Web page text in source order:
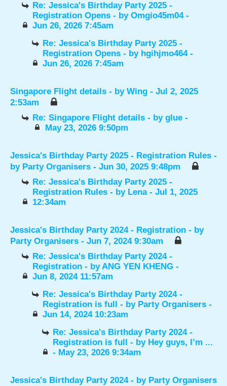
Re: Jessica's Birthday Party 2025 -
Registration Opens - byOmgio45m04-
Jun 26, 2026 7:45am
Re: Jessica's Birthday Party 2025 -
Registration Opens - by hgihjmo464-
Jun 26, 2026 7:45am
Singapore Flight details - by Wing - Jul 2, 2025
2:53am
Re: Singapore Flight details - byglue -
May 23, 2026 9:50pm
Jessica's Birthday Party 2025 - Registration Rules -
by Party Organisers - Jun 30, 2025 9:48pm
Re: Jessica's Birthday Party 2025 -
Registration Rules - by Lena- Jul 1, 2025
12:34am
Jessica's Birthday Party 2024 - Registration - by
Party Organisers - Jun 7, 2024 9:30am
Re: Jessica's Birthday Party 2024 -
Registration - byANG YEN KHENG -
Jun 8, 2024 11:57am
Re: Jessica's Birthday Party 2024 -
Registration is full - by Party Organisers -
Jun 14, 2024 10:23am
Re: Jessica's Birthday Party 2024 -
Registration is full - by Hey guys, I’m ...
- May 23, 2026 9:34am
Jessica's Birthday Party 2024 - by Party Organisers